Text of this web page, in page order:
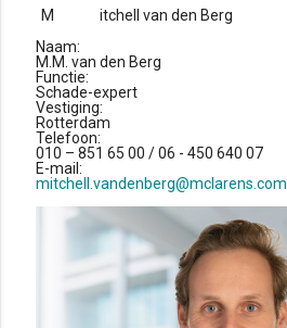
M
itchell van den Berg
Naam:
M.M. van den Berg
Functie:
Schade-expert
Vestiging:
Rotterdam
Telefoon:
010 – 851 65 00 / 06 - 450 640 07
E-mail:
mitchell.vandenberg@mclarens.com